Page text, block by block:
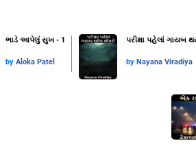
ભાડે આપેલું સુખ - 1
by Aloka Patel
પરીક્ષા પહેલાં ગાયબ
by Nayana Viradiya